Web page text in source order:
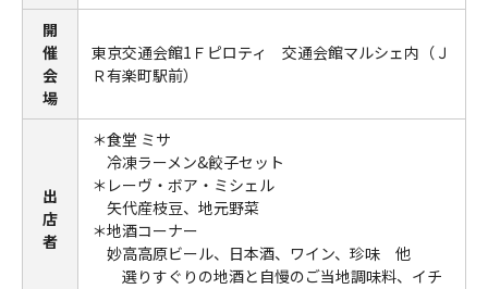
開
催
会
場
東京交通会館1Ｆピロティ 交通会館マルシェ内（Ｊ
Ｒ有楽町駅前）
出
店
者
＊食堂 ミサ
冷凍ラーメン&餃子セット
＊レーヴ・ボア・ミシェル
矢代産枝豆、地元野菜
＊地酒コーナー
妙高高原ビール、日本酒、ワイン、珍味 他
選りすぐりの地酒と自慢のご当地調味料、イチ